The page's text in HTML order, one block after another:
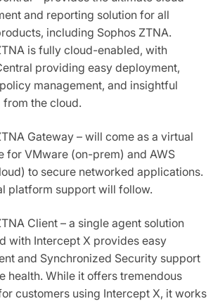
and reporting solution for all
including Sophos ZTNA.
is fully cloud-enabled, with
providing easy deployment,
management, and insightful
the cloud.
Gateway – will come as a virtual
for VMware (on-prem) and AWS
to secure networked applications.
platform support will follow.
Client – a single agent solution
with Intercept X provides easy
and Synchronized Security support
health. While it offers tremendous
customers using Intercept X, it works